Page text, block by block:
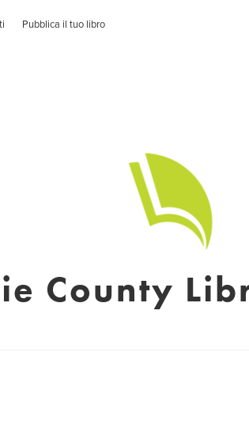
Pubblica il tuo libro
County